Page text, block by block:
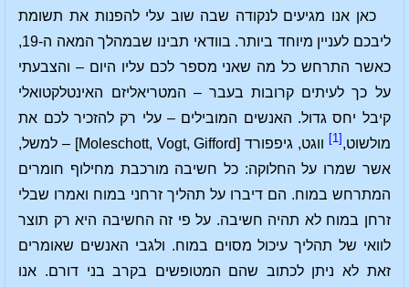
כאן אנו מגיעים לנקודה שבה שוב עלי להפנות את תשומת
ליבכם לעניין מיוחד ביותר. בוודאי תבינו שבמהלך המאה ה-19,
כאשר התרחש כל מה שאני מספר לכם עליו היום – והצבעתי
על כך לעיתים קרובות בעבר – המטריאליזם האינטלקטואלי
קיבל יחס גדול. האנשים המובילים – עלי רק להזכיר לכם את
מולשוט, [1]
ווגט, גיפפורד [Moleschott, Vogt, Gifford] – למשל,
אשר שמרו על החלוקה: כל חשיבה מורכבת מחילוף חומרים
המתרחש במוח. הם דיברו על תהליך זרחני במוח ואמרו שבלי
זרחן במוח לא תהיה חשיבה. על פי זה החשיבה היא רק תוצר
לוואי של תהליך עיכול מסוים במוח. ולגבי האנשים שאומרים
זאת לא ניתן לכתוב שהם המטופשים בקרב בני דורם. אנו